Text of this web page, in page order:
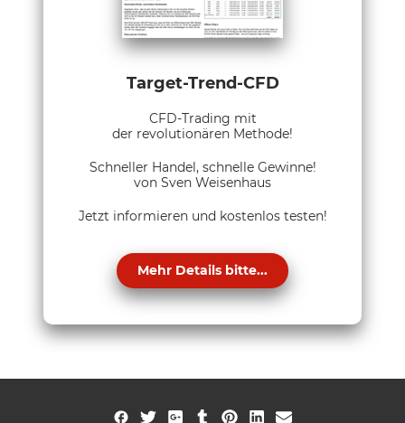
Target-Trend-CFD
CFD-Trading mit
der revolutionären Methode!
Schneller Handel, schnelle Gewinne!
von Sven Weisenhaus
Jetzt informieren und kostenlos testen!
Mehr Details bitte...